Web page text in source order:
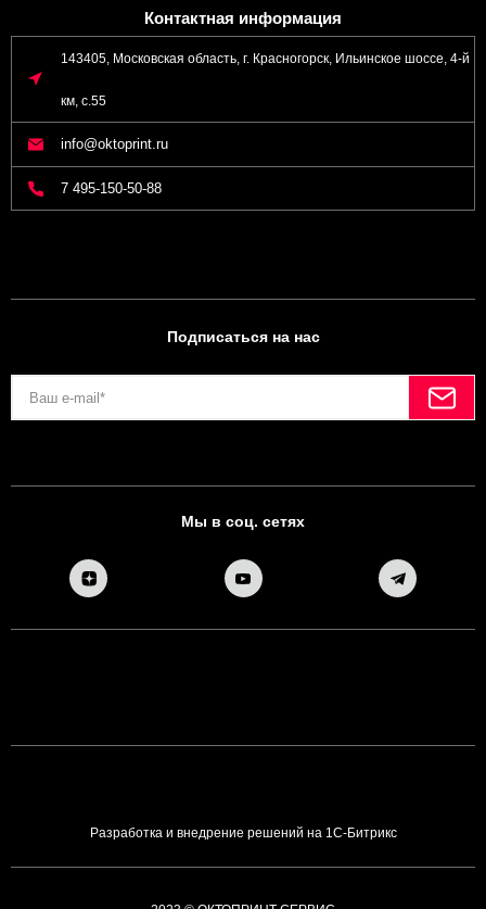
Контактная информация
143405, Московская область, г. Красногорск, Ильинское шоссе, 4-й
км, с.55
info@oktoprint.ru
7 495-150-50-88
Подписаться на нас
Мы в соц. сетях
Разработка и внедрение решений на 1С-Битрикс